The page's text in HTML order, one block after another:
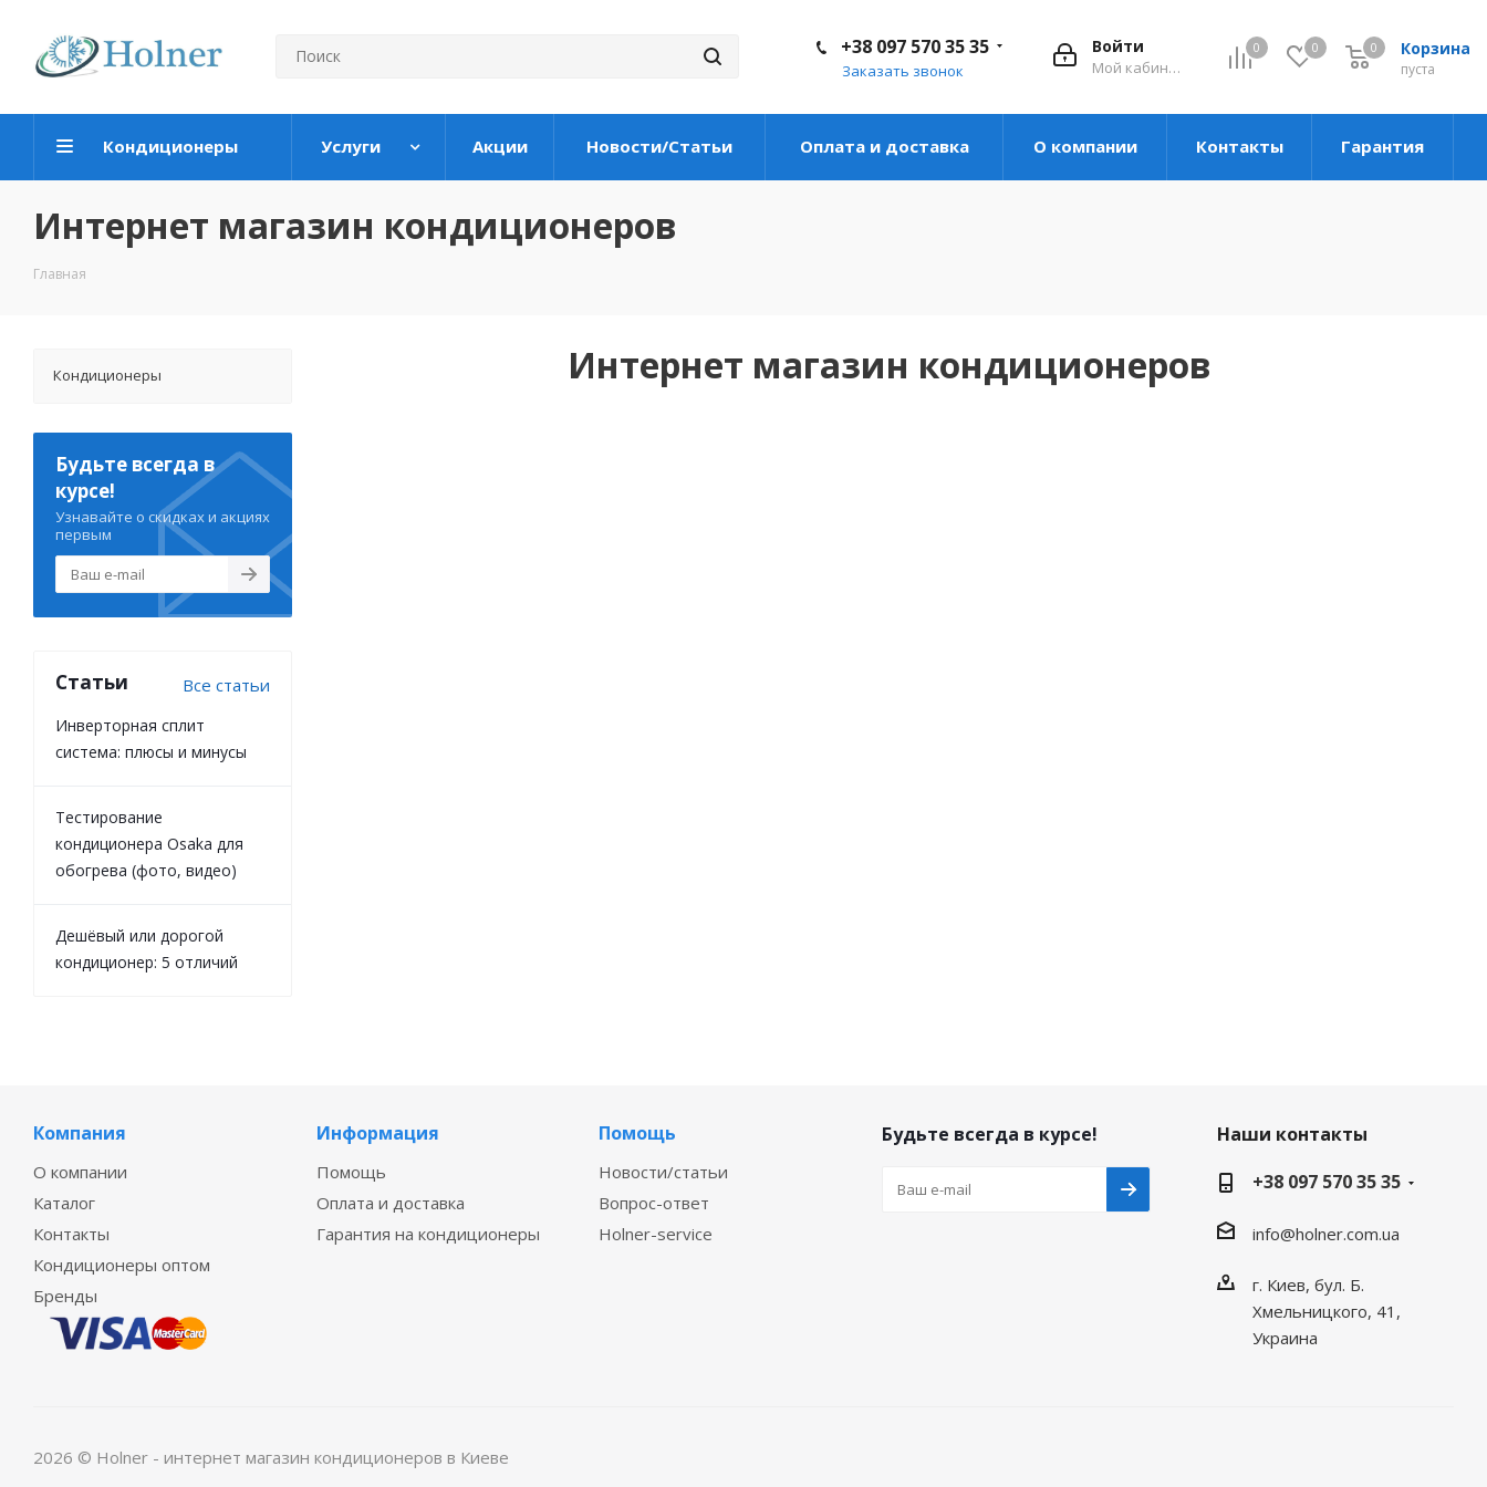
0 0 Корзина
пуста
0
Войти
Мой кабинет
+38 097 570 35 35
Заказать звонок
Кондиционеры Услуги Акции Новости/Статьи Оплата и доставка О компании Контакты Гарантия
Интернет магазин кондиционеров
Главная
Интернет магазин кондиционеров
Кондиционеры
Будьте всегда в
курсе!
Узнавайте о скидках и акциях
первым
Статьи Все статьи
Инверторная сплит
система: плюсы и минусы
Тестирование
кондиционера Osaka для
обогрева (фото, видео)
Дешёвый или дорогой
кондиционер: 5 отличий
Компания
О компании
Каталог
Контакты
Кондиционеры оптом
Бренды
Информация
Помощь
Оплата и доставка
Гарантия на кондиционеры
Помощь
Новости/статьи
Вопрос-ответ
Holner-service
Будьте всегда в курсе!
Наши контакты
+38 097 570 35 35
info@holner.com.ua
г. Киев, бул. Б.
Хмельницкого, 41,
Украина
2026 © Holner - интернет магазин кондиционеров в Киеве